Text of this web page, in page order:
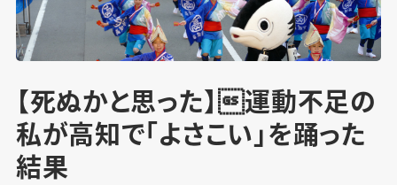
【死ぬかと思った】運動不足の
私が高知で「よさこい」を踊った
結果